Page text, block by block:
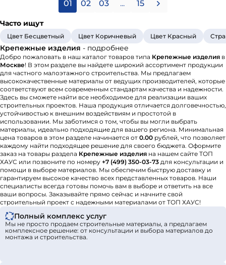
01 02 03 ... 15
Часто ищут
Цвет Бесцветный Цвет Коричневый Цвет Красный
Крепежные изделия - подробнее
Добро пожаловать в наш каталог товаров типа Крепежные изделия в
Москве! В этом разделе вы найдете широкий ассортимент продукции
для частного малоэтажного строительства. Мы предлагаем
высококачественные материалы от ведущих производителей, которые
соответствуют всем современным стандартам качества и надежности.
Здесь вы сможете найти все необходимое для реализации ваших
строительных проектов. Наша продукция отличается долговечностью,
устойчивостью к внешним воздействиям и простотой в
использовании. Мы заботимся о том, чтобы вы могли выбрать
материалы, идеально подходящие для вашего региона. Минимальная
цена товаров в этом разделе начинается от 0.00 рублей, что позволяет
каждому найти подходящее решение для своего бюджета. Оформите
заказ на товары раздела Крепежные изделия на нашем сайте ТОП
ХАУС или позвоните по номеру +7 (499) 350-03-73 для консультации и
помощи в выборе материалов. Мы обеспечим быструю доставку и
гарантируем высокое качество всех представленных товаров. Наши
специалисты всегда готовы помочь вам в выборе и ответить на все
ваши вопросы. Заказывайте прямо сейчас и начните свой
строительный проект с надежными материалами от ТОП ХАУС!
Полный комплекс услуг
Мы не просто продаем строительные материалы, а предлагаем
комплексное решение: от консультации и выбора материалов до
монтажа и строительства.